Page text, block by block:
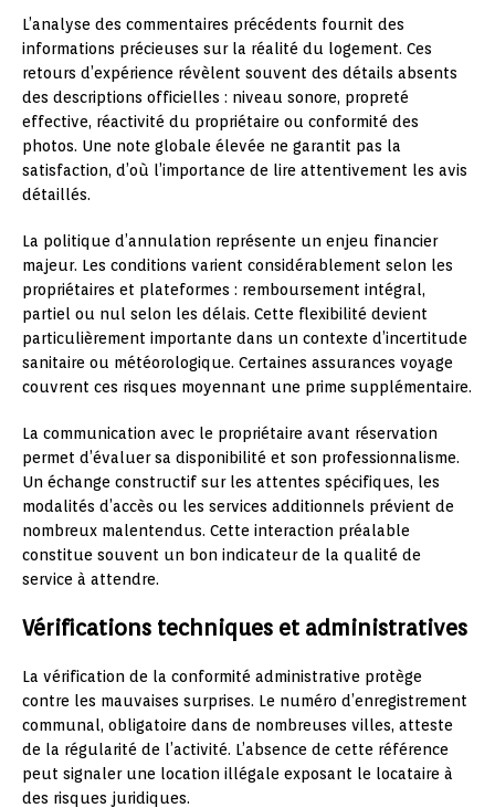
L’analyse des commentaires précédents fournit des
informations précieuses sur la réalité du logement. Ces
retours d’expérience révèlent souvent des détails absents
des descriptions officielles : niveau sonore, propreté
effective, réactivité du propriétaire ou conformité des
photos. Une note globale élevée ne garantit pas la
satisfaction, d’où l’importance de lire attentivement les avis
détaillés.
La politique d’annulation représente un enjeu financier
majeur. Les conditions varient considérablement selon les
propriétaires et plateformes : remboursement intégral,
partiel ou nul selon les délais. Cette flexibilité devient
particulièrement importante dans un contexte d’incertitude
sanitaire ou météorologique. Certaines assurances voyage
couvrent ces risques moyennant une prime supplémentaire.
La communication avec le propriétaire avant réservation
permet d’évaluer sa disponibilité et son professionnalisme.
Un échange constructif sur les attentes spécifiques, les
modalités d’accès ou les services additionnels prévient de
nombreux malentendus. Cette interaction préalable
constitue souvent un bon indicateur de la qualité de
service à attendre.
Vérifications techniques et administratives
La vérification de la conformité administrative protège
contre les mauvaises surprises. Le numéro d’enregistrement
communal, obligatoire dans de nombreuses villes, atteste
de la régularité de l’activité. L’absence de cette référence
peut signaler une location illégale exposant le locataire à
des risques juridiques.